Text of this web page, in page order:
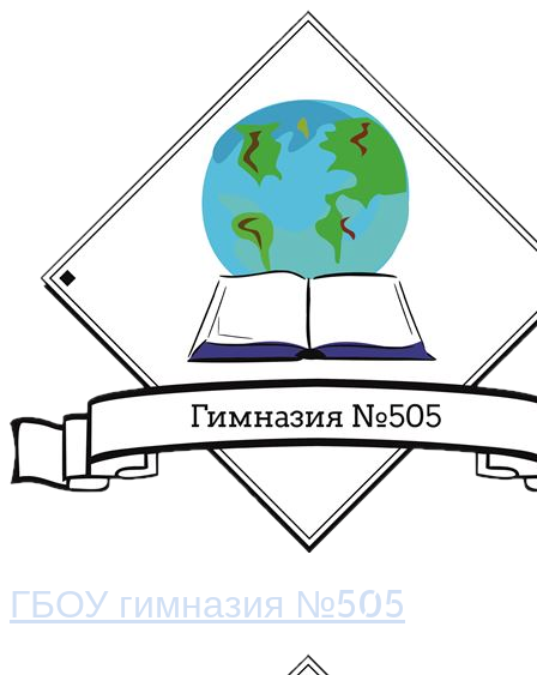
ГБОУ гимназия №505